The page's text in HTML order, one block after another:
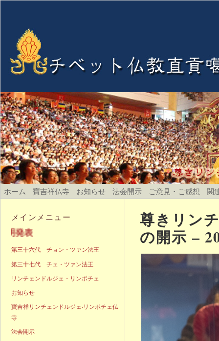
ホーム 寶吉祥仏寺 お知らせ 法会開示 ご意見・ご感想 関
尊きリン
の開示 –
メインメニュー
第三十六代 チョン・ツァン法王
第三十七代 チェ・ツァン法王
リンチェンドルジェ・リンポチェ
お知らせ
寶吉祥リンチェンドルジェ·リンポチェ仏
寺
法会開示